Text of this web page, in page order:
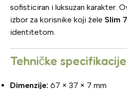
sofisticiran i luksuzan karakter.
izbor za korisnike koji žele Slim 7
identitetom.
Tehničke specifikacije
Dimenzije: 67 × 37 × 7 mm